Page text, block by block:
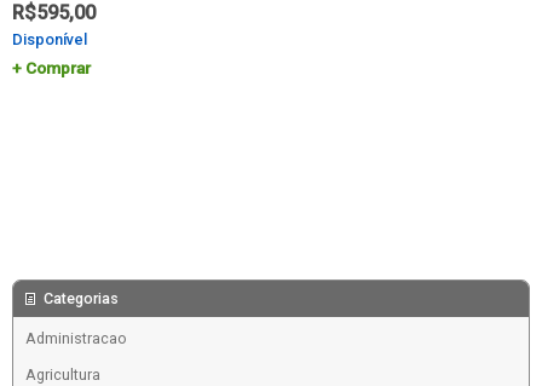
R$595,00
Disponível
Comprar
Categorias
Administracao
Agricultura